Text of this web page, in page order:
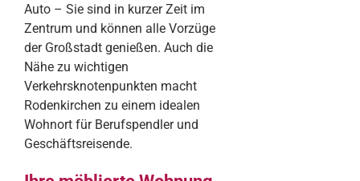
Auto – Sie sind in kurzer Zeit im
Zentrum und können alle Vorzüge
der Großstadt genießen. Auch die
Nähe zu wichtigen
Verkehrsknotenpunkten macht
Rodenkirchen zu einem idealen
Wohnort für Berufspendler und
Geschäftsreisende.